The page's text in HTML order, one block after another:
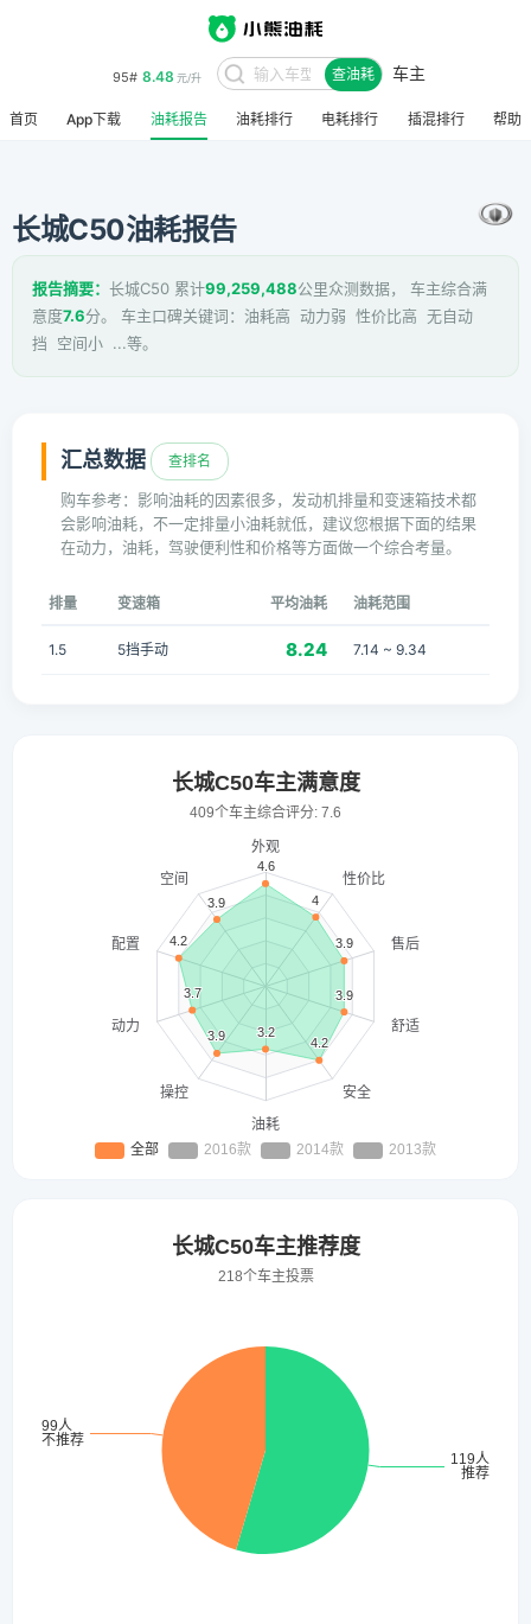
95# 8.48 元/升 查油耗 车主
首页 App下载 油耗报告 油耗排行 电耗排行 插混排行 帮助
长城C50油耗报告
报告摘要： 长城C50 累计99,259,488公里众测数据， 车主综合满
意度7.6分。 车主口碑关键词：油耗高 动力弱 性价比高 无自动
挡 空间小 ...等。
汇总数据 查排名
购车参考：影响油耗的因素很多，发动机排量和变速箱技术都
会影响油耗，不一定排量小油耗就低，建议您根据下面的结果
在动力，油耗，驾驶便利性和价格等方面做一个综合考量。
排量 变速箱 平均油耗 油耗范围
1.5 5挡手动 8.24 7.14 ~ 9.34